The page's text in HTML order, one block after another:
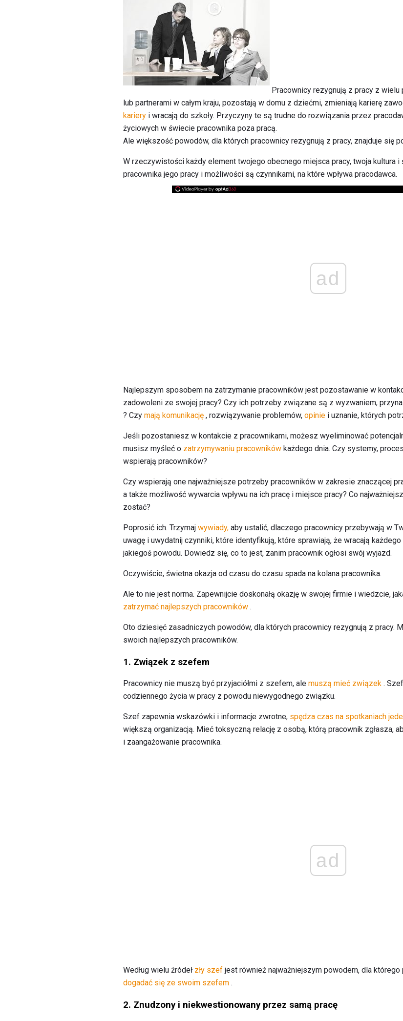
Pracownicy rezygnują z pracy z wielu
lub partnerami w całym kraju, pozostają w domu z dziećmi, zmieniają karierę
kariery i wracają do szkoły. Przyczyny te są trudne do rozwiązania przez
życiowych w świecie pracownika poza pracą.
Ale większość powodów, dla których pracownicy rezygnują z pracy, znajduje się
W rzeczywistości każdy element twojego obecnego miejsca pracy, twoja kultura
pracownika jego pracy i możliwości są czynnikami, na które wpływa pracodawca.
ad
Najlepszym sposobem na zatrzymanie pracowników jest pozostawanie w
zadowoleni ze swojej pracy? Czy ich potrzeby związane są z wyzwaniem,
? Czy mają komunikację , rozwiązywanie problemów, opinie i uznanie, których
Jeśli pozostaniesz w kontakcie z pracownikami, możesz wyeliminować
musisz myśleć o zatrzymywaniu pracowników każdego dnia. Czy systemy,
wspierają pracowników?
Czy wspierają one najważniejsze potrzeby pracowników w zakresie znaczącej
a także możliwość wywarcia wpływu na ich pracę i miejsce pracy? Co
zostać?
Poprosić ich. Trzymaj wywiady, aby ustalić, dlaczego pracownicy przebywają w
uwagę i uwydatnij czynniki, które identyfikują, które sprawiają, że wracają
jakiegoś powodu. Dowiedz się, co to jest, zanim pracownik ogłosi swój wyjazd.
Oczywiście, świetna okazja od czasu do czasu spada na kolana pracownika.
Ale to nie jest norma. Zapewnijcie doskonałą okazję w swojej firmie i wiedzcie,
zatrzymać najlepszych pracowników .
Oto dziesięć zasadniczych powodów, dla których pracownicy rezygnują z pracy.
swoich najlepszych pracowników.
1. Związek z szefem
Pracownicy nie muszą być przyjaciółmi z szefem, ale muszą mieć związek .
codziennego życia w pracy z powodu niewygodnego związku.
Szef zapewnia wskazówki i informacje zwrotne, spędza czas na spotkaniach
większą organizacją. Mieć toksyczną relację z osobą, którą pracownik zgłasza,
i zaangażowanie pracownika.
ad
Według wielu źródeł zły szef jest również najważniejszym powodem, dla którego
dogadać się ze swoim szefem .
2. Znudzony i niekwestionowany przez samą pracę